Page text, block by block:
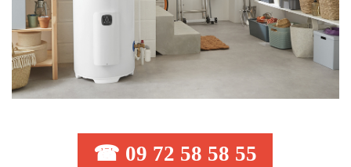
☎ 09 72 58 58 55